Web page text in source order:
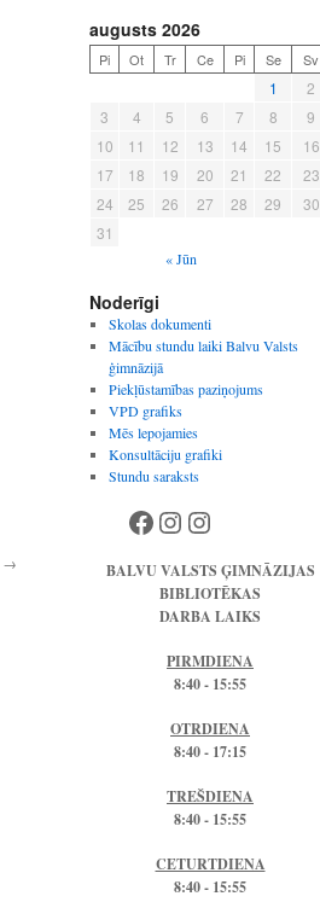
→
augusts 2026
Pi Ot Tr Ce Pi Se Sv
1
2
3
4 5 6 7 8
9
10
11 12 13 14 15
16
17
18 19 20 21 22
23
24
25 26 27 28 29
30
31
« Jūn
Noderīgi
Skolas dokumenti
Mācību stundu laiki Balvu Valsts
ģimnāzijā
Piekļūstamības paziņojums
VPD grafiks
Mēs lepojamies
Konsultāciju grafiki
Stundu saraksts
Facebook
Instagram
Instagram
BALVU VALSTS ĢIMNĀZIJAS
BIBLIOTĒKAS
DARBA LAIKS
PIRMDIENA
8:40 - 15:55
OTRDIENA
8:40 - 17:15
TREŠDIENA
8:40 - 15:55
CETURTDIENA
8:40 - 15:55